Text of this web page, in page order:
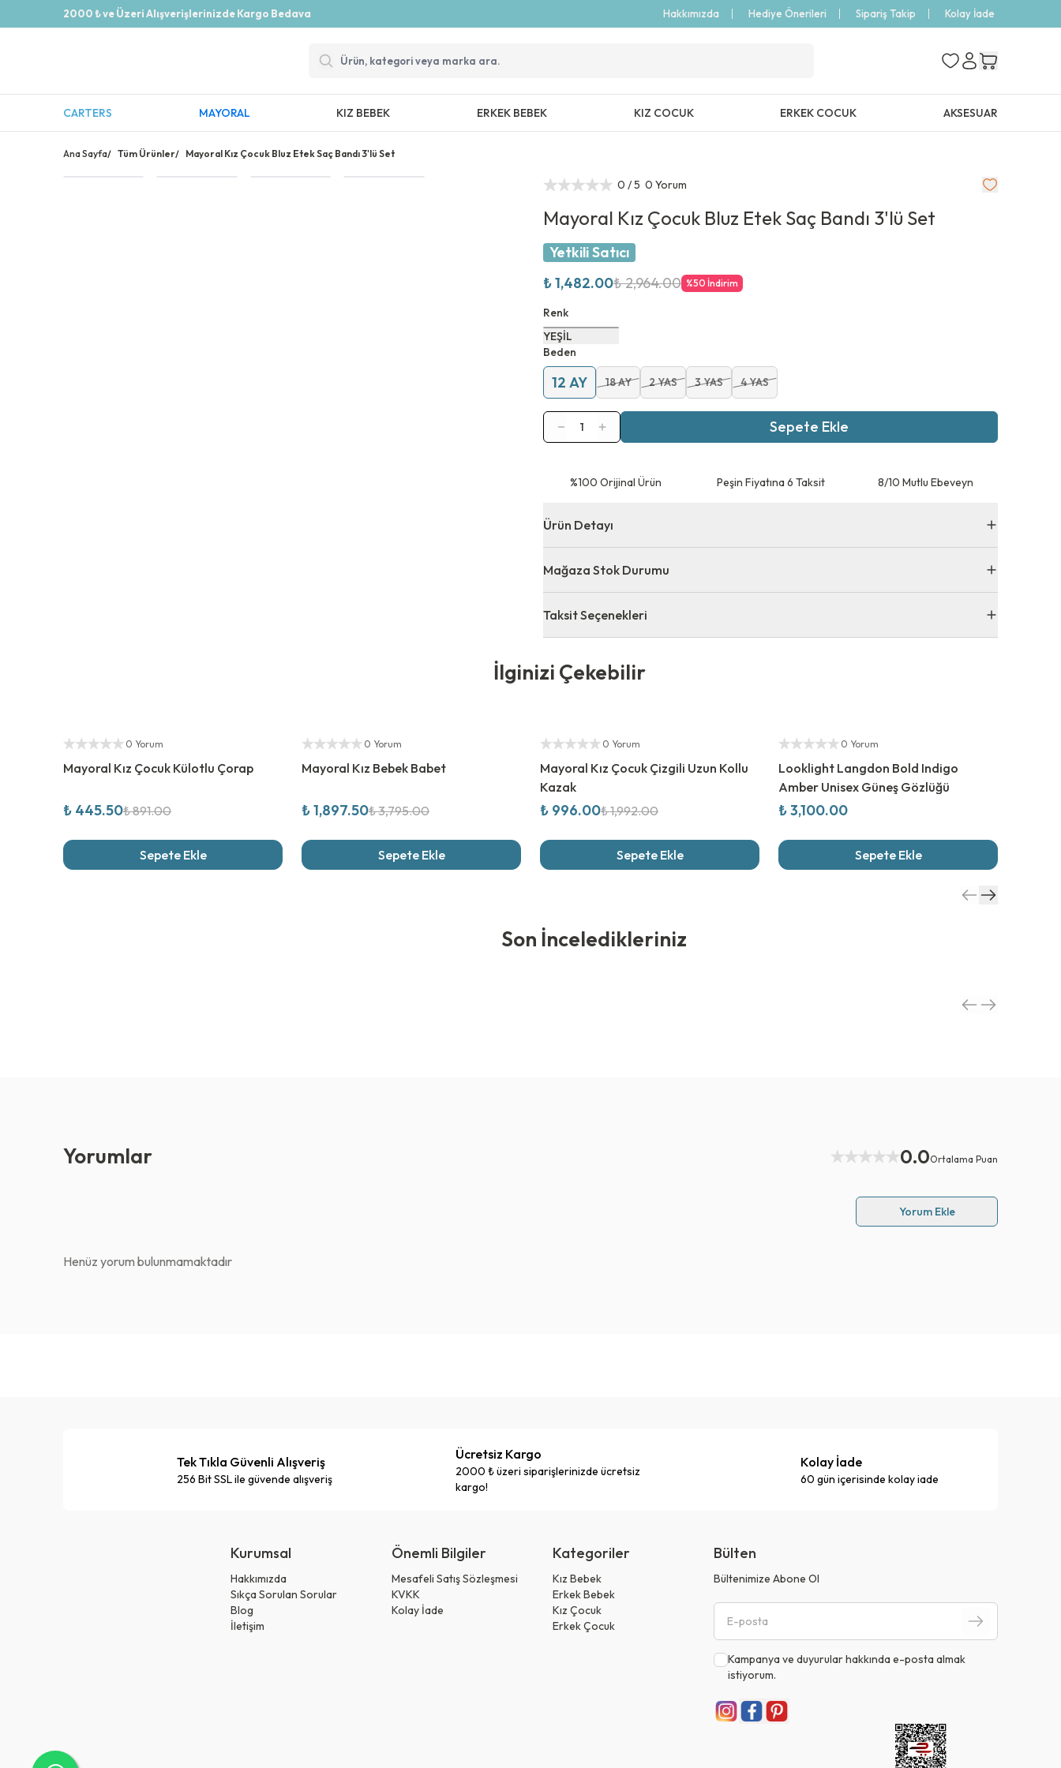
2000 ₺ ve Üzeri Alışverişlerinizde Kargo Bedava Hakkımızda Hediye Önerileri Sipariş Takip Kolay İade
CARTERS MAYORAL KIZ BEBEK ERKEK BEBEK KIZ COCUK ERKEK COCUK AKSESUAR
Ana Sayfa/ Tüm Ürünler/ Mayoral Kız Çocuk Bluz Etek Saç Bandı 3'lü Set
0 / 5 0 Yorum
Mayoral Kız Çocuk Bluz Etek Saç Bandı 3'lü Set
Yetkili Satıcı
₺ 1,482.00₺ 2,964.00 %50 İndirim
Renk
YEŞİL
Beden
12 AY 18 AY 2 YAS 3 YAS 4 YAS
1 Sepete Ekle
⁠%100 Orijinal Ürün Peşin Fiyatına 6 Taksit 8/10 Mutlu Ebeveyn
Ürün Detayı
Mağaza Stok Durumu
Taksit Seçenekleri
İlginizi Çekebilir
Yetkili Satıcı
0 Yorum
Mayoral Kız Çocuk Külotlu Çorap
₺ 445.50₺ 891.00
Sepete Ekle
Yetkili Satıcı
0 Yorum
Mayoral Kız Bebek Babet
₺ 1,897.50₺ 3,795.00
Sepete Ekle
Yetkili Satıcı
0 Yorum
Mayoral Kız Çocuk Çizgili Uzun Kollu
Kazak
₺ 996.00₺ 1,992.00
Sepete Ekle
0 Yorum
Looklight Langdon Bold Indigo
Amber Unisex Güneş Gözlüğü
₺ 3,100.00
Sepete Ekle
Son İnceledikleriniz
Yorumlar 0.0Ortalama Puan
Yorum Ekle
Henüz yorum bulunmamaktadır
Tek Tıkla Güvenli Alışveriş
256 Bit SSL ile güvende alışveriş
Ücretsiz Kargo
2000 ₺ üzeri siparişlerinizde ücretsiz
kargo!
Kolay İade
60 gün içerisinde kolay iade
Kurumsal
Hakkımızda
Sıkça Sorulan Sorular
Blog
İletişim
Önemli Bilgiler
Mesafeli Satış Sözleşmesi
KVKK
Kolay İade
Kategoriler
Kız Bebek
Erkek Bebek
Kız Çocuk
Erkek Çocuk
Bülten
Bültenimize Abone Ol
Kampanya ve duyurular hakkında e-posta almak
istiyorum.